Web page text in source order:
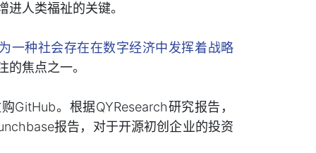
人类福祉的关键。
一种社会存在在数字经济中发挥着战略
焦点之一。
。根据QYResearch研究报告，
报告，对于开源初创企业的投资